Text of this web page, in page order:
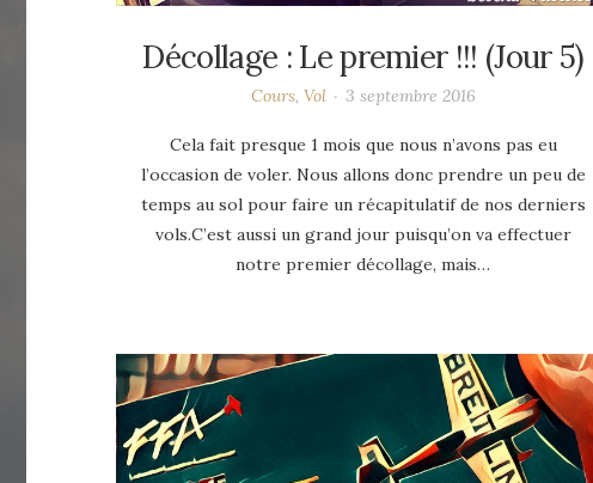
Décollage : Le premier !!! (Jour 5)
Cours,Vol 3 septembre 2016
Cela fait presque 1 mois que nous n’avons pas eu
l’occasion de voler. Nous allons donc prendre un peu de
temps au sol pour faire un récapitulatif de nos derniers
vols.C’est aussi un grand jour puisqu’on va effectuer
notre premier décollage, mais…